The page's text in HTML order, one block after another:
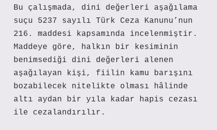
Bu çalışmada, dini değerleri aşağılama
suçu 5237 sayılı Türk Ceza Kanunu’nun
216. maddesi kapsamında incelenmiştir.
Maddeye göre, halkın bir kesiminin
benimsediği dini değerleri alenen
aşağılayan kişi, fiilin kamu barışını
bozabilecek nitelikte olması hâlinde
altı aydan bir yıla kadar hapis cezası
ile cezalandırılır.